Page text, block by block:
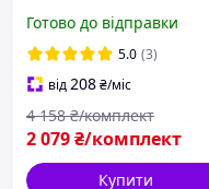
біле та жовте світло з
ДХО (кт 2шт)
Готово до відправки
5.0 (3)
від208₴/міс
2 079₴/комплект
4 158 ₴/комплект
Купити